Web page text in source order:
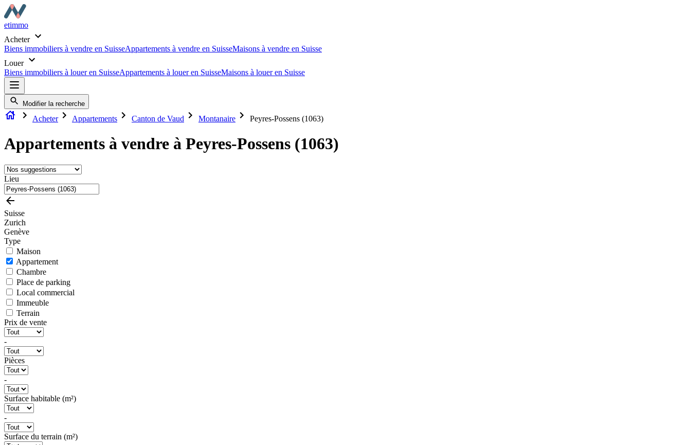
etimmo
Acheter
Biens immobiliers à vendre en SuisseAppartements à vendre en SuisseMaisons à vendre en Suisse
Louer
Biens immobiliers à louer en SuisseAppartements à louer en SuisseMaisons à louer en Suisse
Modifier la recherche
Acheter Appartements Canton de Vaud Montanaire Peyres-Possens (1063)
Appartements à vendre à Peyres-Possens (1063)
Lieu
Suisse
Zurich
Genève
Type
Maison
Appartement
Chambre
Place de parking
Local commercial
Immeuble
Terrain
Prix de vente
-
Pièces
-
Surface habitable (m²)
-
Surface du terrain (m²)